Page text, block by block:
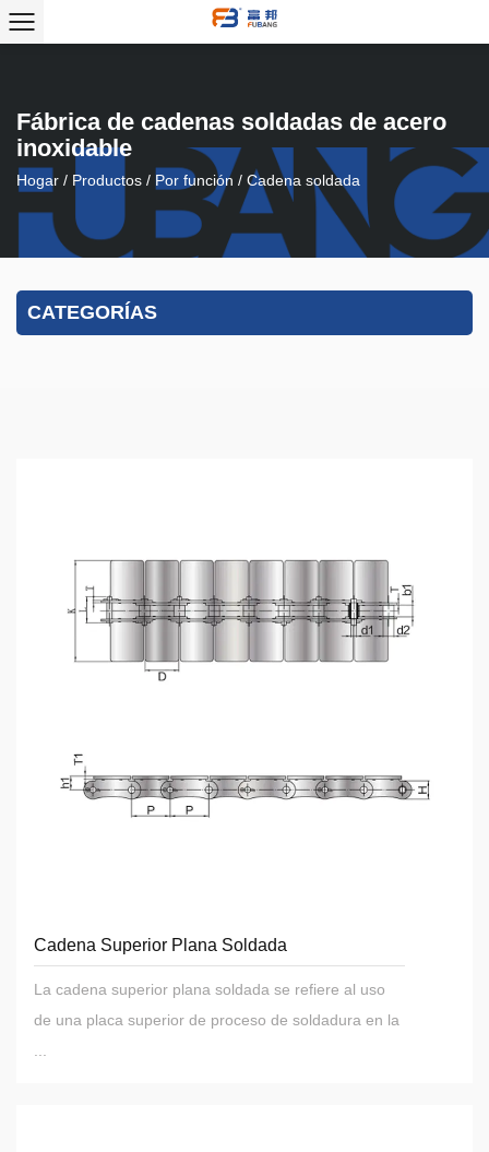
Fábrica de cadenas soldadas de acero
inoxidable
Hogar / Productos / Por función / Cadena soldada
CATEGORÍAS
Cadena Superior Plana Soldada
La cadena superior plana soldada se refiere al uso
de una placa superior de proceso de soldadura en la